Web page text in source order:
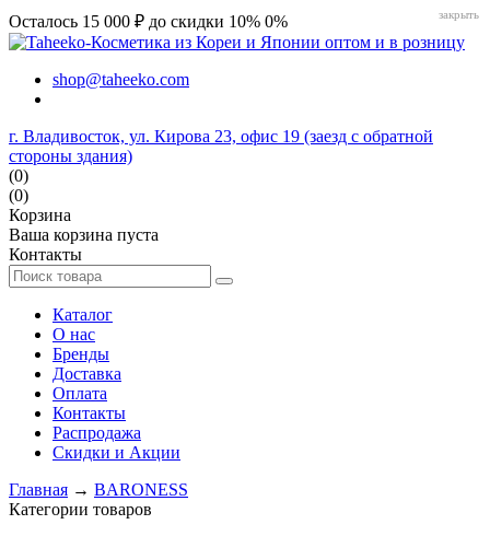
Осталось 15 000 ₽ до скидки 10% 0%
shop@taheeko.com
г. Владивосток, ул. Кирова 23, офис 19 (заезд с обратной
стороны здания)
(0)
(0)
Корзина
Ваша корзина пуста
Контакты
Каталог
О нас
Бренды
Доставка
Оплата
Контакты
Распродажа
Скидки и Акции
Главная → BARONESS
Категории товаров
закрыть